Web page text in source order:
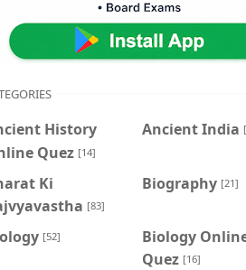
History
Quez [14]
Ancient India
Ki
[83]
Biography [21]
[52]
Biology
Quez [16]